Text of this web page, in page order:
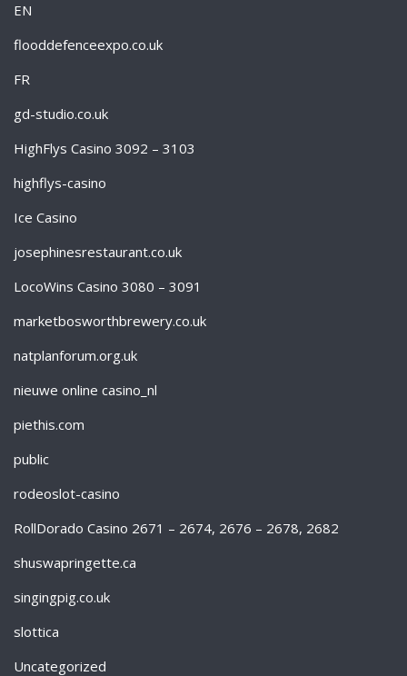
EN
flooddefenceexpo.co.uk
FR
gd-studio.co.uk
HighFlys Casino 3092 – 3103
highflys-casino
Ice Casino
josephinesrestaurant.co.uk
LocoWins Casino 3080 – 3091
marketbosworthbrewery.co.uk
natplanforum.org.uk
nieuwe online casino_nl
piethis.com
public
rodeoslot-casino
RollDorado Casino 2671 – 2674, 2676 – 2678, 2682
shuswapringette.ca
singingpig.co.uk
slottica
Uncategorized